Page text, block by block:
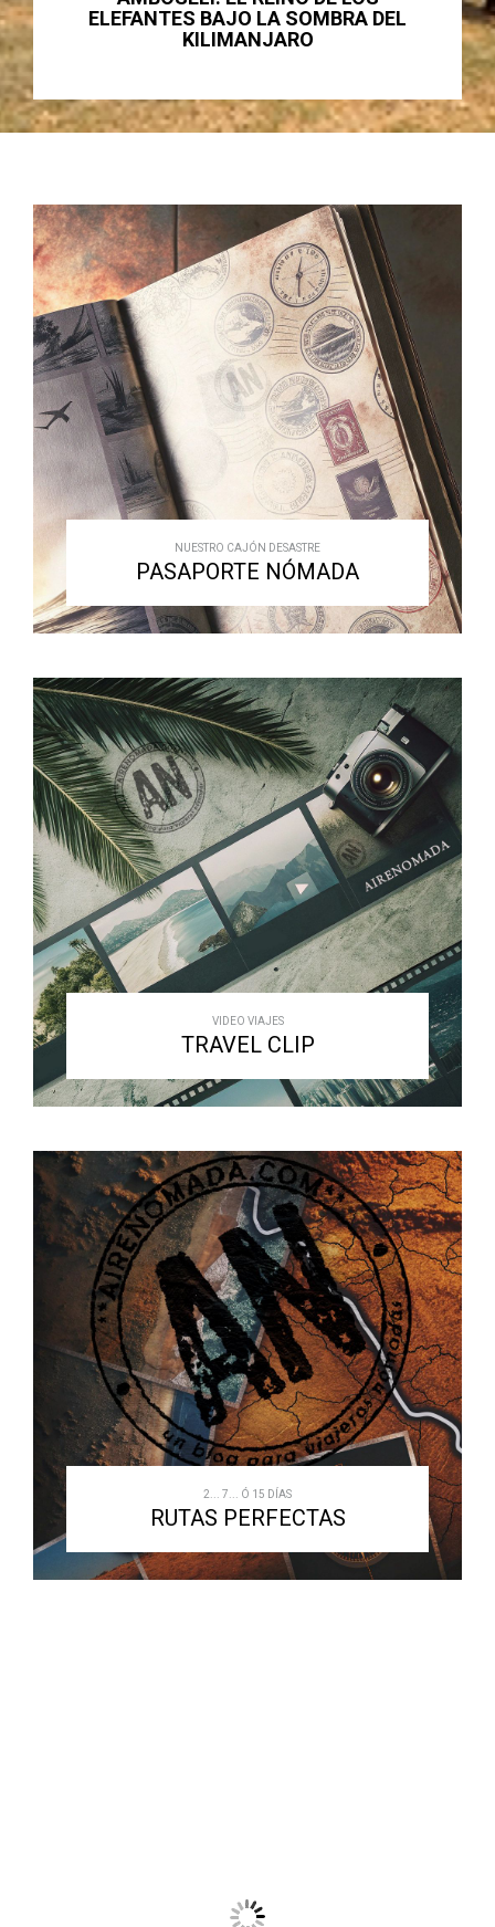
SOMBRA DEL
LOS
NUESTRO CAJÓN DESASTRE
PASAPORTE NÓMADA
VIDEO VIAJES
TRAVEL CLIP
2... 7... Ó 15 DÍAS
RUTAS PERFECTAS